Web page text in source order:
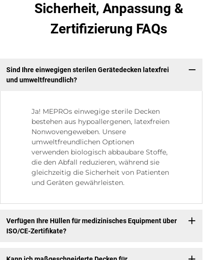
Sicherheit, Anpassung &
Zertifizierung FAQs
Sind Ihre einwegigen sterilen Gerätedecken latexfrei
und umweltfreundlich?
Ja! MEPROs einwegige sterile Decken
bestehen aus hypoallergenen, latexfreien
Nonwovengeweben. Unsere
umweltfreundlichen Optionen
verwenden biologisch abbaubare Stoffe,
die den Abfall reduzieren, während sie
gleichzeitig die Sicherheit von Patienten
und Geräten gewährleisten.
Verfügen Ihre Hüllen für medizinisches Equipment über
ISO/CE-Zertifikate?